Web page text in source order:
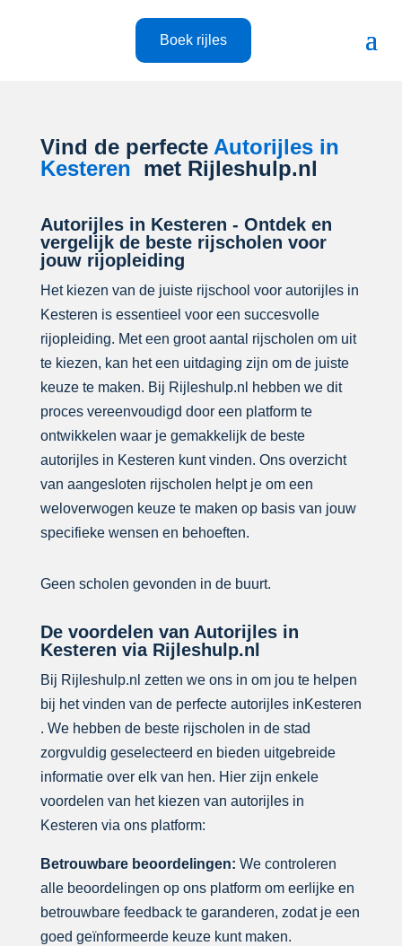
Boek rijles
Vind de perfecte Autorijles in
Kesteren met Rijleshulp.nl
Autorijles in Kesteren - Ontdek en
vergelijk de beste rijscholen voor
jouw rijopleiding
Het kiezen van de juiste rijschool voor autorijles in
Kesteren is essentieel voor een succesvolle
rijopleiding. Met een groot aantal rijscholen om uit
te kiezen, kan het een uitdaging zijn om de juiste
keuze te maken. Bij Rijleshulp.nl hebben we dit
proces vereenvoudigd door een platform te
ontwikkelen waar je gemakkelijk de beste
autorijles in Kesteren kunt vinden. Ons overzicht
van aangesloten rijscholen helpt je om een
weloverwogen keuze te maken op basis van jouw
specifieke wensen en behoeften.
Geen scholen gevonden in de buurt.
De voordelen van Autorijles in
Kesteren via Rijleshulp.nl
Bij Rijleshulp.nl zetten we ons in om jou te helpen
bij het vinden van de perfecte autorijles inKesteren
. We hebben de beste rijscholen in de stad
zorgvuldig geselecteerd en bieden uitgebreide
informatie over elk van hen. Hier zijn enkele
voordelen van het kiezen van autorijles in
Kesteren via ons platform:
Betrouwbare beoordelingen: We controleren
alle beoordelingen op ons platform om eerlijke en
betrouwbare feedback te garanderen, zodat je een
goed geïnformeerde keuze kunt maken.